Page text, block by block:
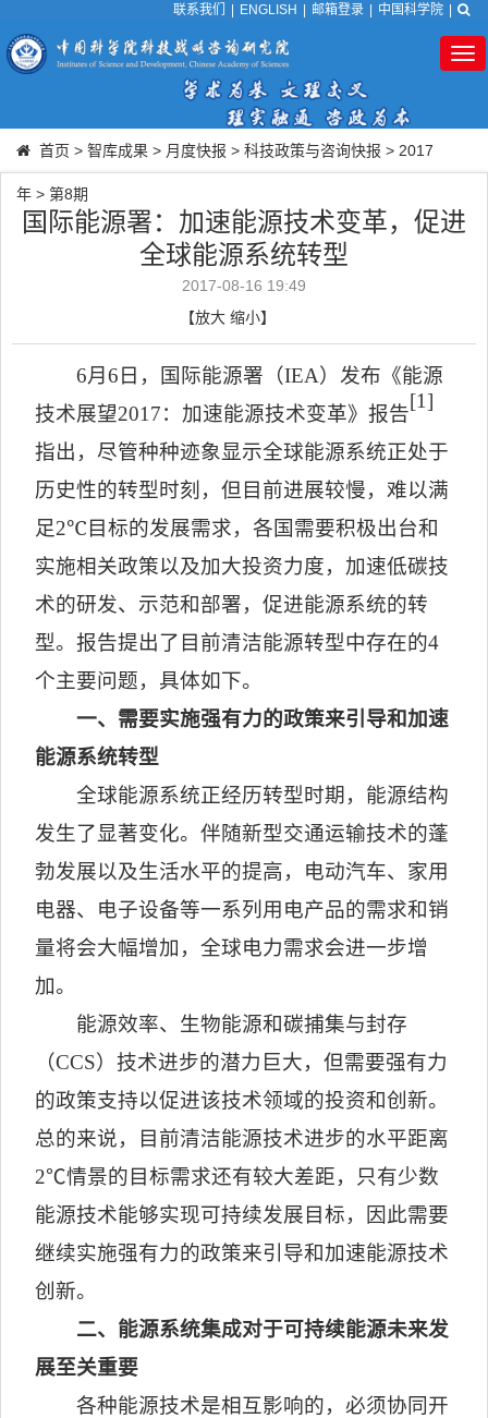
联系我们 ENGLISH 邮箱登录 中国科学院
首页 > 智库成果 > 月度快报 > 科技政策与咨询快报 > 2017
年 > 第8期
国际能源署：加速能源技术变革，促进
全球能源系统转型
2017-08-16 19:49
【放大 缩小】
6月 6 日，国际能源署（IEA）发布《能源
技术展望2017：加速能源技术变革》报告
[1]
指出，尽管种种迹象显示全球能源系统正处于
历史性的转型时刻，但目前进展较慢，难以满
足2℃ 目标的发展需求，各国需要积极出台和
实施相关政策以及加大投资力度，加速低碳技
术的研发、示范和部署，促进能源系统的转
型。报告提出了目前清洁能源转型中存在的4
个主要问题，具体如下。
一、需要实施强有力的政策来引导和加速
能源系统转型
全球能源系统正经历转型时期，能源结构
发生了显著变化。伴随新型交通运输技术的蓬
勃发展以及生活水平的提高，电动汽车、家用
电器、电子设备等一系列用电产品的需求和销
量将会大幅增加，全球电力需求会进一步增
加。
能源效率、生物能源和碳捕集与封存
（CCS）技术进步的潜力巨大，但需要强有力
的政策支持以促进该技术领域的投资和创新。
总的来说，目前清洁能源技术进步的水平距离
2℃情景的目标需求还有较大差距，只有少数
能源技术能够实现可持续发展目标，因此需要
继续实施强有力的政策来引导和加速能源技术
创新。
二、能源系统集成对于可持续能源未来发
展至关重要
各种能源技术是相互影响的，必须协同开